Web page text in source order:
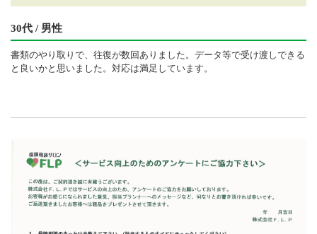
30代 / 男性
書類のやり取りで、往復が数回ありました。データ等で受け渡しできる
と良いかと思いました。対応は満足しています。